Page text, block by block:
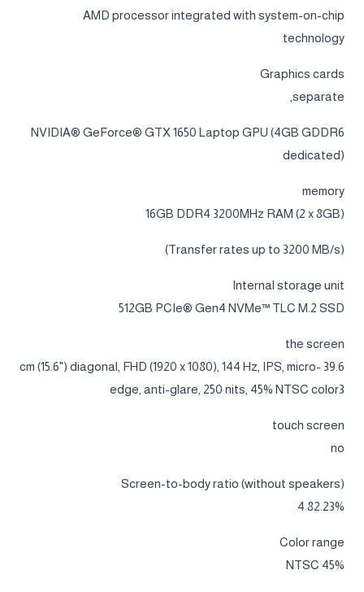
AMD processor integrated with system-on-chip
technology
Graphics cards
separate,
NVIDIA® GeForce® GTX 1650 Laptop GPU (4GB GDDR6
dedicated)
memory
16GB DDR4 3200MHz RAM (2 x 8GB)
(Transfer rates up to 3200 MB/s)
Internal storage unit
512GB PCIe® Gen4 NVMe™ TLC M.2 SSD
the screen
39.6 cm (15.6") diagonal, FHD (1920 x 1080), 144 Hz, IPS, micro-
edge, anti-glare, 250 nits, 45% NTSC color3
touch screen
no
Screen-to-body ratio (without speakers)
82.23% 4
Color range
45% NTSC